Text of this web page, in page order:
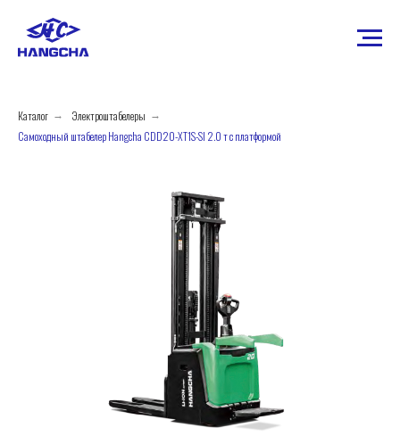
Каталог → Электроштабелеры →
Самоходный штабелер Hangcha CDD20-XT1S-SI 2.0 т с платформой